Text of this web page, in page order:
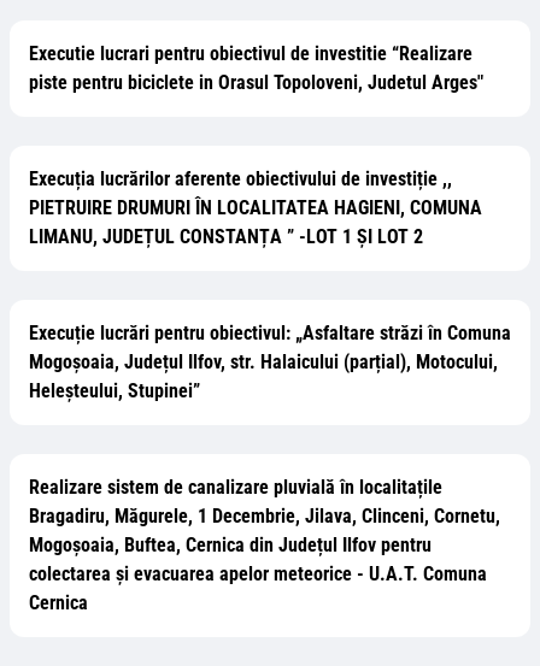
Executie lucrari pentru obiectivul de investitie “Realizare
piste pentru biciclete in Orasul Topoloveni, Judetul Arges"
Execuția lucrărilor aferente obiectivului de investiție ,,
PIETRUIRE DRUMURI ÎN LOCALITATEA HAGIENI, COMUNA
LIMANU, JUDEȚUL CONSTANȚA ” -LOT 1 ȘI LOT 2
Execuție lucrări pentru obiectivul: „Asfaltare străzi în Comuna
Mogoșoaia, Județul Ilfov, str. Halaicului (parțial), Motocului,
Heleșteului, Stupinei”
Realizare sistem de canalizare pluvială în localitațile
Bragadiru, Măgurele, 1 Decembrie, Jilava, Clinceni, Cornetu,
Mogoșoaia, Buftea, Cernica din Județul Ilfov pentru
colectarea și evacuarea apelor meteorice - U.A.T. Comuna
Cernica